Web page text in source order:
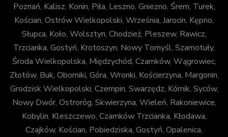
Poznań, Kalisz, Konin, Piła, Leszno, Gniezno, Śrem, Turek,
Kościan, Ostrów Wielkopolski, Września, Jarocin, Kępno,
Słupca, Koło, Wolsztyn, Chodzież, Pleszew, Rawicz,
Trzcianka, Gostyń, Krotoszyn, Nowy Tomyśl, Szamotuły,
Środa Wielkopolska, Międzychód, Czarnków, Wągrowiec,
Złotów, Buk, Oborniki, Góra, Wronki, Kościerzyna, Margonin,
Grodzisk Wielkopolski, Czempin, Swarzędz, Kórnik, Syców,
Nowy Dwór, Ostroróg, Skwierzyna, Wieleń, Rakoniewice,
Kobylin, Kleszczewo, Czarnków Trzcianka, Kłodawa,
Czajków, Kościan, Pobiedziska, Gostyń, Opalenica,